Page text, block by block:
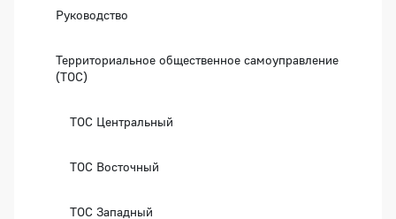
Руководство
Территориальное общественное самоуправление
(ТОС)
ТОС Центральный
ТОС Восточный
ТОС Западный